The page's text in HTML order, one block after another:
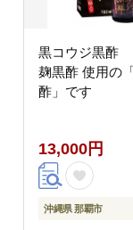
黒コウジ黒酢
麹黒酢 使用の
酢」です
13,000円
沖縄県 那覇市